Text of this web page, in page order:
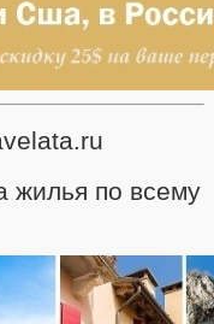
жилья по всему